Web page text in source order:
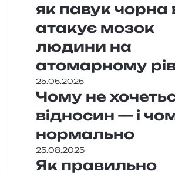
як павук чорна
атакує мозок
людини на
атомарному
25.05.2025
Чому не
відносин — і
нормально
25.08.2025
Як правильно